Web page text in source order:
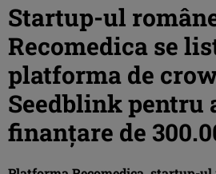
Startup-ul
Recomedica se
platforma de
Seedblink pentru
finanțare de